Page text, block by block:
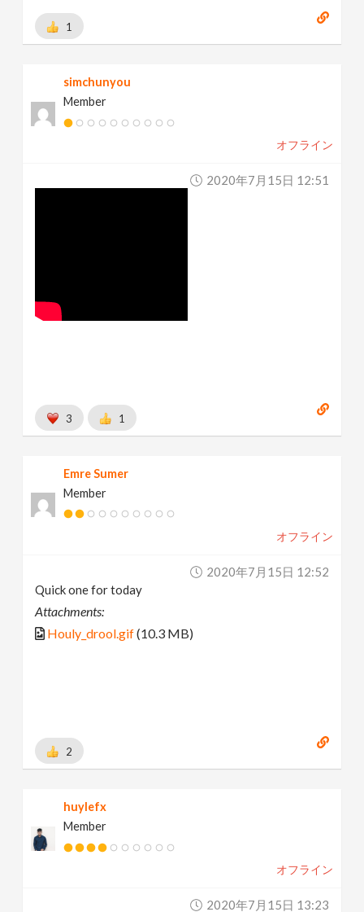
1
simchunyou
Member
オフライン
2020年7月15日 12:51
3 1
Emre Sumer
Member
オフライン
2020年7月15日 12:52
Quick one for today
Attachments:
Houly_drool.gif(10.3 MB)
2
huylefx
Member
オフライン
2020年7月15日 13:23